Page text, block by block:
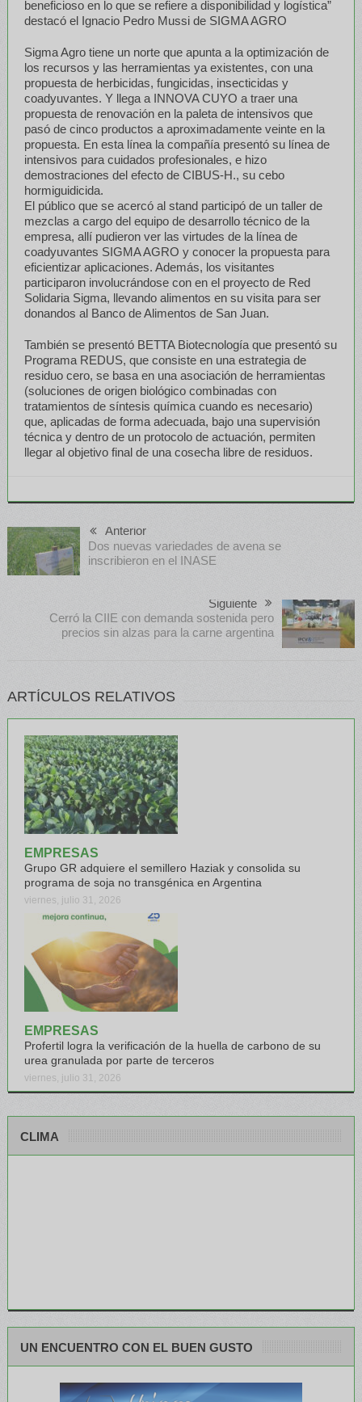
beneficioso en lo que se refiere a disponibilidad y logística”
destacó el Ignacio Pedro Mussi de SIGMA AGRO
Sigma Agro tiene un norte que apunta a la optimización de
los recursos y las herramientas ya existentes, con una
propuesta de herbicidas, fungicidas, insecticidas y
coadyuvantes. Y llega a INNOVA CUYO a traer una
propuesta de renovación en la paleta de intensivos que
pasó de cinco productos a aproximadamente veinte en la
propuesta. En esta línea la compañía presentó su línea de
intensivos para cuidados profesionales, e hizo
demostraciones del efecto de CIBUS-H., su cebo
hormiguidicida.
El público que se acercó al stand participó de un taller de
mezclas a cargo del equipo de desarrollo técnico de la
empresa, allí pudieron ver las virtudes de la línea de
coadyuvantes SIGMA AGRO y conocer la propuesta para
eficientizar aplicaciones. Además, los visitantes
participaron involucrándose con en el proyecto de Red
Solidaria Sigma, llevando alimentos en su visita para ser
donandos al Banco de Alimentos de San Juan.
También se presentó BETTA Biotecnología que presentó su
Programa REDUS, que consiste en una estrategia de
residuo cero, se basa en una asociación de herramientas
(soluciones de origen biológico combinadas con
tratamientos de síntesis química cuando es necesario)
que, aplicadas de forma adecuada, bajo una supervisión
técnica y dentro de un protocolo de actuación, permiten
llegar al objetivo final de una cosecha libre de residuos.
Anterior
Dos nuevas variedades de avena se
inscribieron en el INASE
Siguiente
Cerró la CIIE con demanda sostenida pero
precios sin alzas para la carne argentina
ARTÍCULOS RELATIVOS
EMPRESAS
Grupo GR adquiere el semillero Haziak y consolida su
programa de soja no transgénica en Argentina
viernes, julio 31, 2026
EMPRESAS
Profertil logra la verificación de la huella de carbono de su
urea granulada por parte de terceros
viernes, julio 31, 2026
CLIMA
UN ENCUENTRO CON EL BUEN GUSTO